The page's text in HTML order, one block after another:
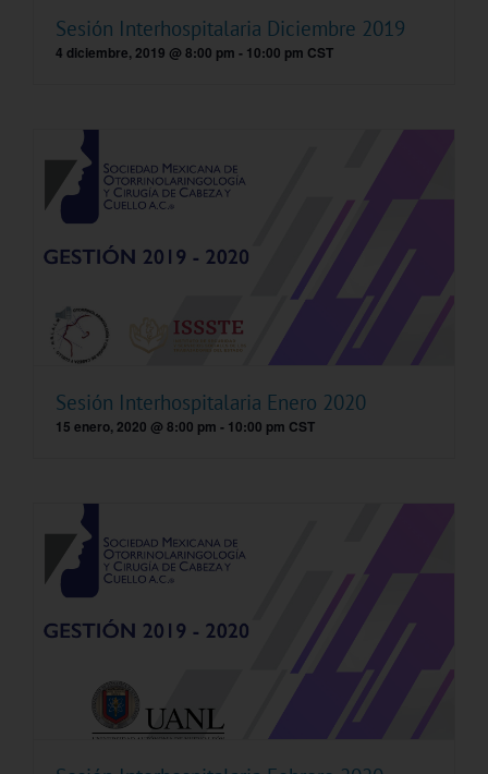
Sesión Interhospitalaria Diciembre 2019
4 diciembre, 2019 @ 8:00 pm - 10:00 pm CST
Sesión Interhospitalaria Enero 2020
15 enero, 2020 @ 8:00 pm - 10:00 pm CST